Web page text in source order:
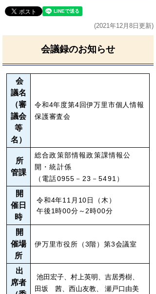
(2021年12月8日更新)
会議録のお知らせ
会
議名
（審
議会
等
名）
令和4年度第4回伊万里市個人情報
保護審査会
所
管課
総合政策部情報政策課情報公
開・統計係
（電話0955－23－5491）
開
催日
時
令和4年11月10日（木）
午後1時00分～2時00分
開
催場
所
伊万里市役所（3階）第3会議室
出
席者
池田宏子、村上英明、吉居秀樹、
田坂 茜、 西山友教、
瀬戸口由美